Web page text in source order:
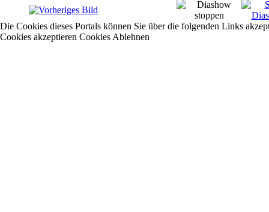
Die Cookies dieses Portals können Sie über die folgenden Links
Cookies akzeptieren Cookies Ablehnen